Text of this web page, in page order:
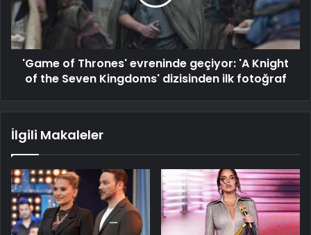
'Game of Thrones' evreninde geçiyor: 'A Knight
of the Seven Kingdoms' dizisinden ilk fotoğraf
İlgili Makaleler